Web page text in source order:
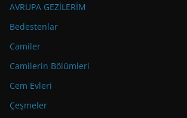
AVRUPA GEZİLERİM
Bedestenlar
Camiler
Camilerin Bölümleri
Cem Evleri
Çeşmeler